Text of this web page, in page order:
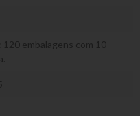
120 embalagens com 10